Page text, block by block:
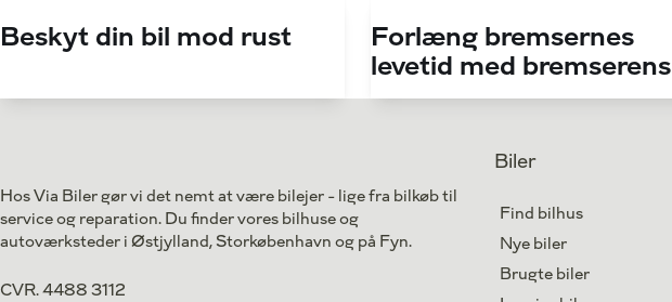
Beskyt din bil mod rust
Forlæng bremsernes
levetid med bremserens
Hos Via Biler gør vi det nemt at være bilejer - lige fra bilkøb til
service og reparation. Du finder vores bilhuse og
autoværksteder i Østjylland, Storkøbenhavn og på Fyn.
CVR. 4488 3112
Biler
Find bilhus
Nye biler
Brugte biler